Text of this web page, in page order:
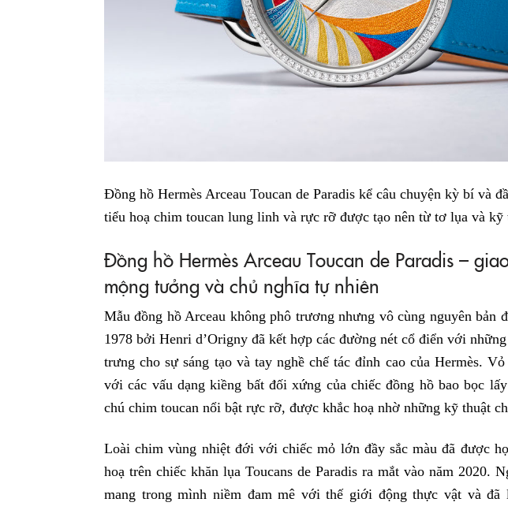
Đồng hồ Hermès Arceau Toucan de Paradis kể câu chuyện kỳ bí và
tiểu hoạ chim toucan lung linh và rực rỡ được tạo nên từ tơ lụa và kỹ
Đồng hồ Hermès Arceau Toucan de Paradis –
mộng tưởng và chủ nghĩa tự nhiên
Mẫu đồng hồ Arceau không phô trương nhưng vô cùng nguyên bản
1978 bởi Henri d’Origny đã kết hợp các đường nét cổ điển với
trưng cho sự sáng tạo và tay nghề chế tác đỉnh cao của Hermès.
với các vấu dạng kiềng bất đối xứng của chiếc đồng hồ bao bọc
chú chim toucan nổi bật rực rỡ, được khắc hoạ nhờ những kỹ thuật
Loài chim vùng nhiệt đới với chiếc mỏ lớn đầy sắc màu đã được
hoạ trên chiếc khăn lụa Toucans de Paradis ra mắt vào năm 2020.
mang trong mình niềm đam mê với thế giới động thực vật và